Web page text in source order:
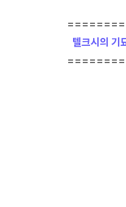
텔크시의 기